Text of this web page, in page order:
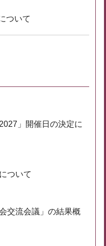
ついて
」開催日の決定に
ついて
交流会議」の結果概